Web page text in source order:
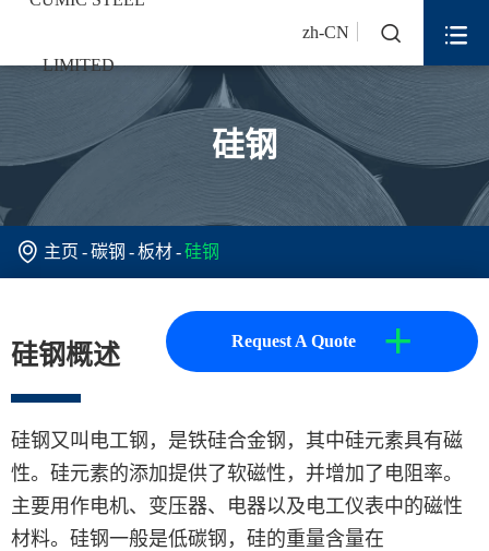
zh-CN  
硅钢
 主页 碳钢 板材 硅钢
硅钢概述 Request A Quote +
硅钢又叫电工钢，是铁硅合金钢，其中硅元素具有磁
性。硅元素的添加提供了软磁性，并增加了电阻率。
主要用作电机、变压器、电器以及电工仪表中的磁性
材料。硅钢一般是低碳钢，硅的重量含量在